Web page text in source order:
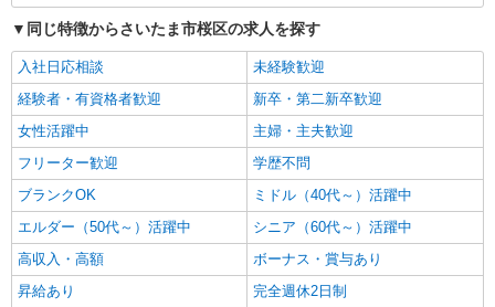
未経験：時給1600〜1800円（資格・経験によ
る） 経験者：時給1800〜2000円（資格・経験によ
日）＝35万2000円 ◆昇給あり ◆支払い方法 ※日
払い/週払い/月払い対応も可能です。詳しくは面談
時にご相談ください。 ◆交通費：別途全額支給 ※
埼玉県さいたま市桜区 【最寄駅】 ◆JR武蔵野
線「西浦和駅」 ★その他、近隣に多数勤務地あり
ます！
詳細を見る
派遣社員
株式会社kotrio /●SI-H-2101362
与野本町駅◎負担少なめの障がい者支援員★社
会活動の見守りなど
時給1600円〜2250円 ＜日払い有/週払い有/交
同じ特徴からさいたま市桜区の求人を探す
入社日応相談
未経験歓迎
経験者・有資格者歓迎
新卒・第二新卒歓迎
女性活躍中
主婦・主夫歓迎
フリーター歓迎
学歴不問
ブランクOK
ミドル（40代～）活躍中
エルダー（50代～）活躍中
シニア（60代～）活躍中
高収入・高額
ボーナス・賞与あり
昇給あり
完全週休2日制